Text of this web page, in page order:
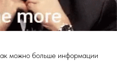
можно больше информации